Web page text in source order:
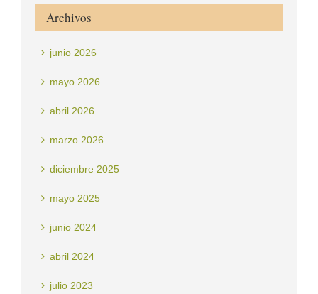
Archivos
junio 2026
mayo 2026
abril 2026
marzo 2026
diciembre 2025
mayo 2025
junio 2024
abril 2024
julio 2023